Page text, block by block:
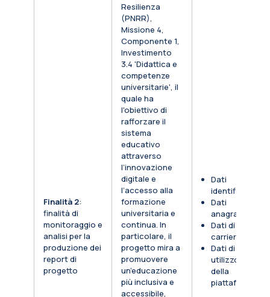
Finalità 2:
finalità di
monitoraggio e
analisi per la
produzione dei
report di
progetto
Resilienza
(PNRR),
Missione 4,
Componente 1,
Investimento
3.4 'Didattica e
competenze
universitarie', il
quale ha
l'obiettivo di
rafforzare il
sistema
educativo
attraverso
l’innovazione
digitale e
l’accesso alla
formazione
universitaria e
continua. In
particolare, il
progetto mira a
promuovere
un’educazione
più inclusiva e
accessibile,
Dati
identificativi
Dati
anagrafici
Dati di
carriera
Dati di
utilizzo
della
piattaforma